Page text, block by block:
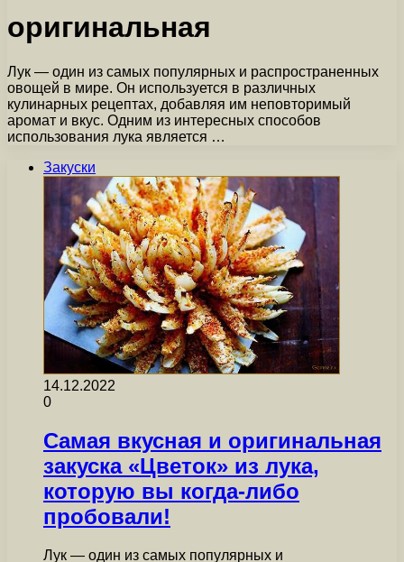
оригинальная
Лук — один из самых популярных и распространенных
овощей в мире. Он используется в различных
кулинарных рецептах, добавляя им неповторимый
аромат и вкус. Одним из интересных способов
использования лука является …
Закуски
14.12.2022
0
Самая вкусная и оригинальная
закуска «Цветок» из лука,
которую вы когда-либо
пробовали!
Лук — один из самых популярных и